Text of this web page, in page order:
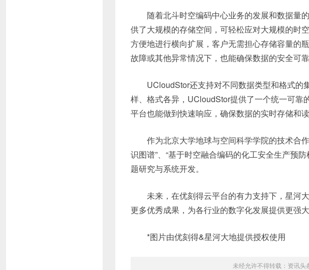
随着北斗时空编码中心业务的发展和数据量
供了大规模的存储空间，可轻松应对大规模的时
方便地进行横向扩展，客户无需担心存储容量的
故障或其他异常情况下，也能确保数据的安全可
UCloudStor还支持对不同数据类型和格式的
样、格式各异，UCloudStor提供了一个统一可靠
平台也能做到快速响应，确保数据的实时存储和
作为北京大学地球与空间科学学院的技术合
识图谱”、“基于时空融合编码的化工安全生产预
题研究与系统开发。
未来，在优刻得云平台的有力支持下，星河
更多优秀成果，为各行业的数字化发展提供更强大
*图片由优刻得&星河大地提供授权使用
未经允许不得转载： 资讯头